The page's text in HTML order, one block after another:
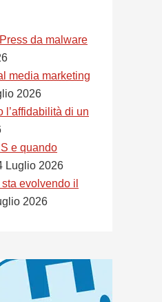
da malware
media marketing
2026
l’affidabilità di un
e quando
Luglio 2026
evolvendo il
2026